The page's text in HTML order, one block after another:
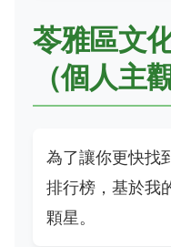
苓雅區文
（個人主
為了讓你更快找
排行榜，基於我
顆星。